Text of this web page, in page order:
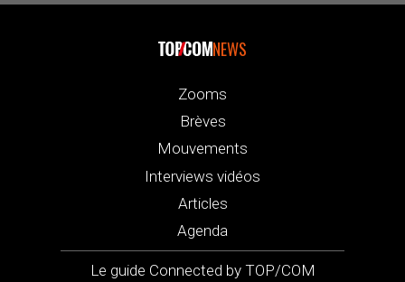
NEWS
Zooms
Brèves
Mouvements
Interviews vidéos
Articles
Agenda
Le guide Connected by TOP/COM